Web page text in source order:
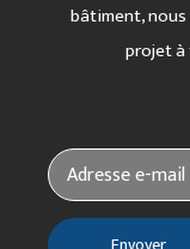
bâtiment,
projet à